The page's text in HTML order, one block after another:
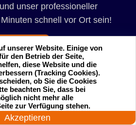
unser professioneller
schnell vor Ort sein!
an
Einsatzgebiete
Akzeptieren
unserer Website. Einige von
den Betrieb der Seite,
diese Website und die
(Tracking Cookies).
ob Sie die Cookies
beachten Sie, dass bei
nicht mehr alle
zur Verfügung stehen.